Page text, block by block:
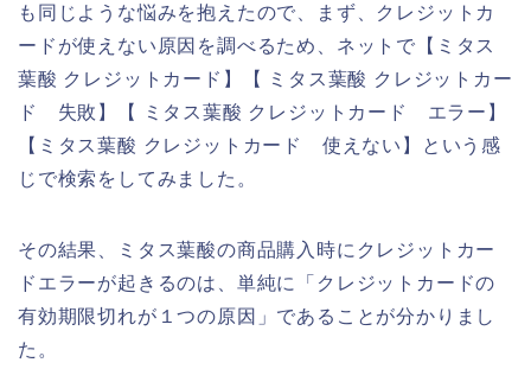
も同じような悩みを抱えたので、まず、クレジットカ
ードが使えない原因を調べるため、ネットで【ミタス
葉酸 クレジットカード】【 ミタス葉酸 クレジットカー
ド 失敗】【 ミタス葉酸 クレジットカード エラー】
【ミタス葉酸 クレジットカード 使えない】という感
じで検索をしてみました。
その結果、ミタス葉酸の商品購入時にクレジットカー
ドエラーが起きるのは、単純に「クレジットカードの
有効期限切れが１つの原因」であることが分かりまし
た。